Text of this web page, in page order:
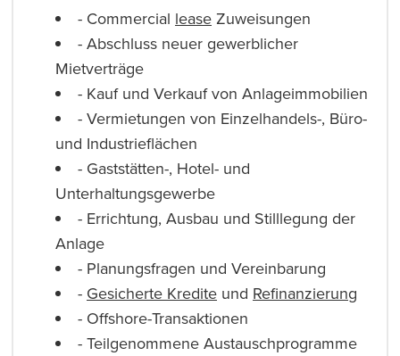
- Commercial lease Zuweisungen
- Abschluss neuer gewerblicher
Mietverträge
- Kauf und Verkauf von Anlageimmobilien
- Vermietungen von Einzelhandels-, Büro-
und Industrieflächen
- Gaststätten-, Hotel- und
Unterhaltungsgewerbe
- Errichtung, Ausbau und Stilllegung der
Anlage
- Planungsfragen und Vereinbarung
- Gesicherte Kredite und Refinanzierung
- Offshore-Transaktionen
- Teilgenommene Austauschprogramme